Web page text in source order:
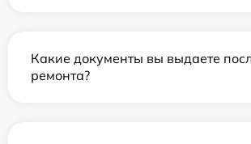
Какие документы вы выдаете
ремонта?